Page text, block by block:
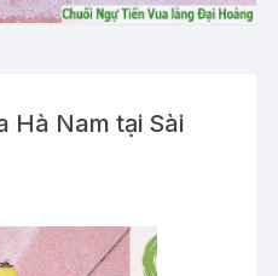
Hà Nam tại Sài